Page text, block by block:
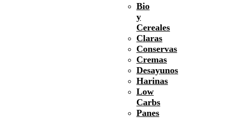
Bio
y
Cereales
Claras
Conservas
Cremas
Desayunos
Harinas
Low
Carbs
Panes